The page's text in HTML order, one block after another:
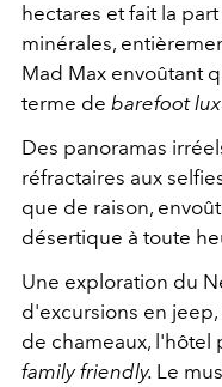
hectares et fait la
minérales,
Mad Max envoûtant
terme de barefoot
Des panoramas
réfractaires aux
que de raison,
désertique à toute
Une exploration du
d'excursions en
de chameaux, l'hôtel
family friendly. Le